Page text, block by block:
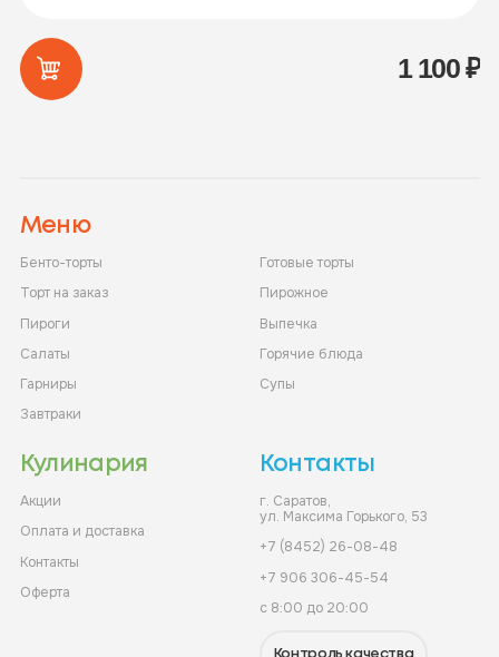
1 100₽
Меню
Бенто-торты
Готовые торты
Торт на заказ
Пирожное
Пироги
Выпечка
Салаты
Горячие блюда
Гарниры
Супы
Завтраки
Кулинария
Акции
Оплата и доставка
Контакты
Оферта
Контакты
г. Саратов,
ул. Максима Горького, 53
+7 (8452) 26-08-48
+7 906 306-45-54
с 8:00 до 20:00
Контроль качества